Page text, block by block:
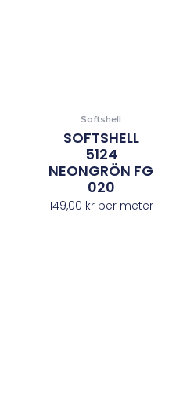
Softshell
SOFTSHELL
5124
NEONGRÖN FG
020
149,00 krper meter